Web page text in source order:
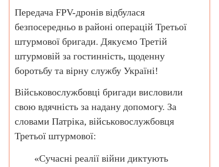
Передача FPV-дронів відбулася
безпосередньо в районі операцій Третьої
штурмової бригади. Дякуємо Третій
штурмовій за гостинність, щоденну
боротьбу та вірну службу Україні!
Військовослужбовці бригади висловили
свою вдячність за надану допомогу. За
словами Патріка, військовослужбовця
Третьої штурмової:
«Сучасні реалії війни диктують